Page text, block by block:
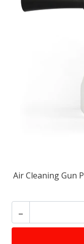
Air Cleaning Gun
-